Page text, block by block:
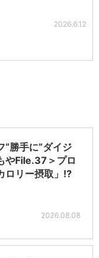
2026.6.12
“勝手に”ダイジ
やFile.37＞プロ
ロリー摂取」!?
2026.08.08